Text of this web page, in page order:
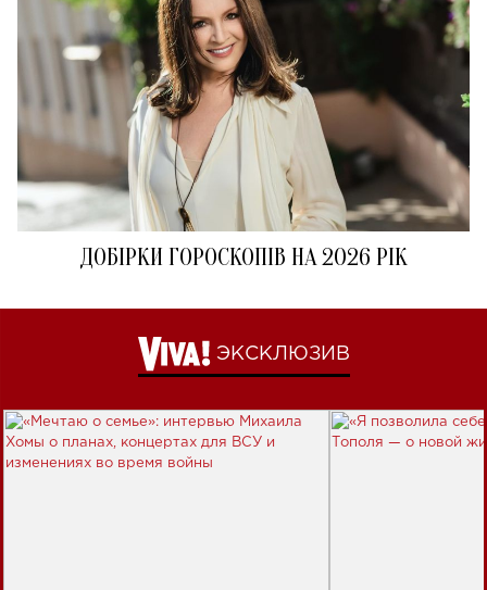
ДОБІРКИ ГОРОСКОПІВ НА 2026 РІК
ЭКСКЛЮЗИВ